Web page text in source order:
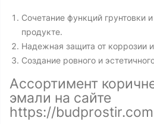
Сочетание функций грунтовки
продукте.
Надежная защита от коррозии
Создание ровного и
Ассортимент
эмали на сайте
https://